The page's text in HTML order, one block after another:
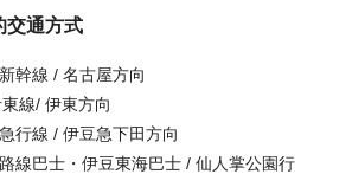
交通方式
幹線 / 名古屋方向
線/ 伊東方向
行線 / 伊豆急下田方向
線巴士・伊豆東海巴士 / 仙人掌公園行